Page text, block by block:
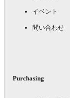
イベント
問い合わせ
Purchasing